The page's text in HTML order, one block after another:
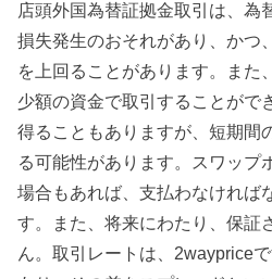
店頭外国為替証拠金取引は、為
損失発生のおそれがあり、かつ
を上回ることがあります。また
少額の資金で取引することがで
得ることもありますが、短期間
る可能性があります。スワップ
場合もあれば、支払わなければ
す。また、将来にわたり、保証
ん。取引レートは、2wayprice